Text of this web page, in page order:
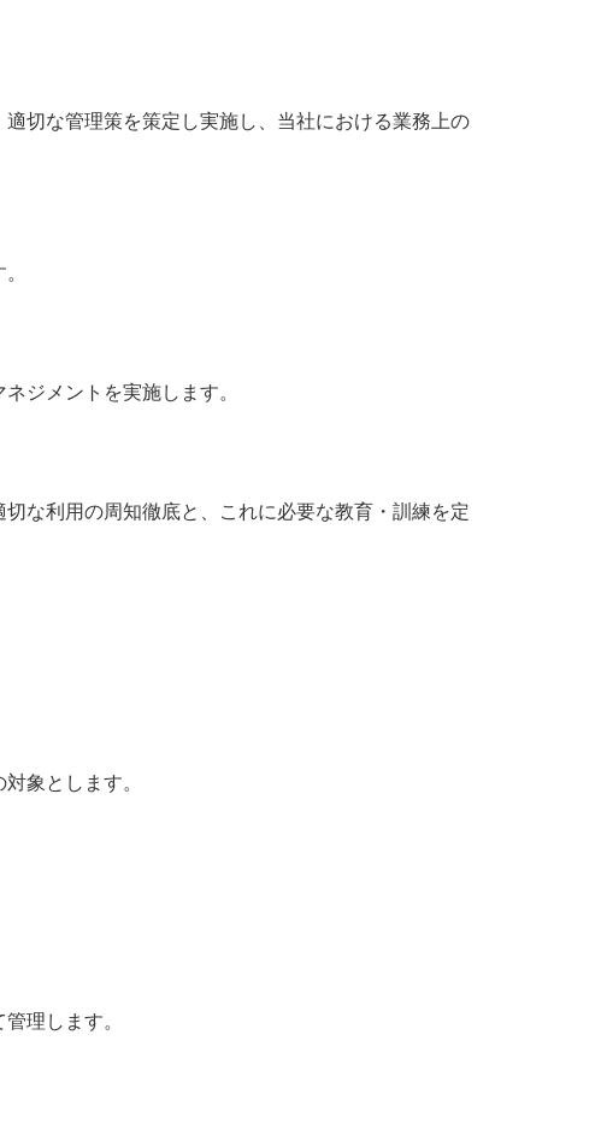
切な管理策を策定し実施し、当社における業務上の
ジメントを実施します。
な利用の周知徹底と、これに必要な教育・訓練を定
象とします。
理します。